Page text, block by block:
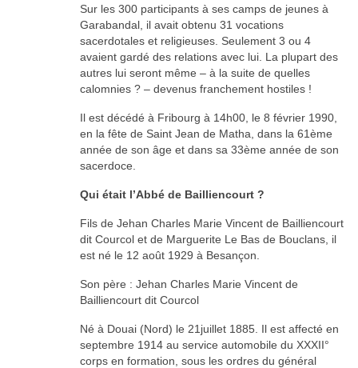
Sur les 300 participants à ses camps de jeunes à
Garabandal, il avait obtenu 31 vocations
sacerdotales et religieuses. Seulement 3 ou 4
avaient gardé des relations avec lui. La plupart des
autres lui seront même – à la suite de quelles
calomnies ? – devenus franchement hostiles !
Il est décédé à Fribourg à 14h00, le 8 février 1990,
en la fête de Saint Jean de Matha, dans la 61ème
année de son âge et dans sa 33ème année de son
sacerdoce.
Qui était l’Abbé de Bailliencourt ?
Fils de Jehan Charles Marie Vincent de Bailliencourt
dit Courcol et de Marguerite Le Bas de Bouclans, il
est né le 12 août 1929 à Besançon.
Son père : Jehan Charles Marie Vincent de
Bailliencourt dit Courcol
Né à Douai (Nord) le 21juillet 1885. Il est affecté en
septembre 1914 au service automobile du XXXII°
corps en formation, sous les ordres du général